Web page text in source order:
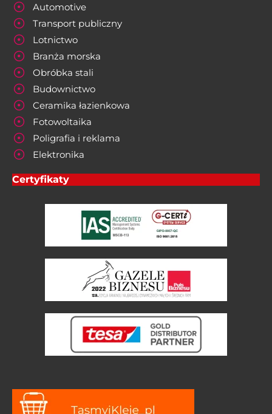
Automotive
Transport publiczny
Lotnictwo
Branża morska
Obróbka stali
Budownictwo
Ceramika łazienkowa
Fotowoltaika
Poligrafia i reklama
Elektronika
Certyfikaty